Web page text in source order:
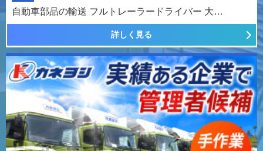
自動車部品の輸送 フルトレーラードライバー 大…
詳しく見る